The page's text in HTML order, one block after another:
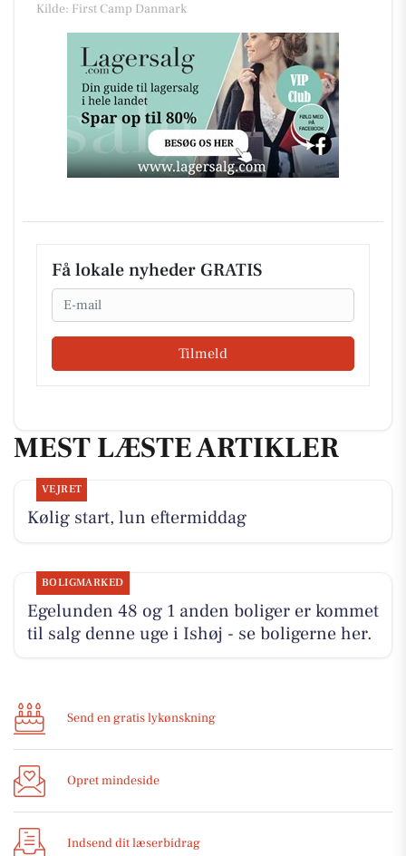
Kilde: First Camp Danmark
Få lokale nyheder GRATIS
Email
Tilmeld
MEST LÆSTE ARTIKLER
VEJRET
Kølig start, lun eftermiddag
BOLIGMARKED
Egelunden 48 og 1 anden boliger er kommet
til salg denne uge i Ishøj - se boligerne her.
Send en gratis lykønskning
Opret mindeside
Indsend dit læserbidrag